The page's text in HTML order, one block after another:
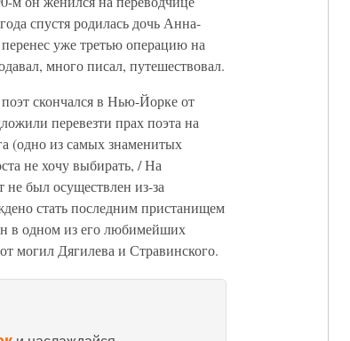
спустя родилась дочь Анна-
уже третью операцию на
много писал, путешествовал.
скончался в Нью-Йорке от
перевезти прах поэта на
(одно из самых знаменитых
не хочу выбирать, / На
был осуществлен из-за
стать последним пристанищем
в одном из его любимейших
могил Дягилева и Стравинского.